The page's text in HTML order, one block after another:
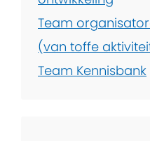
Team
(van toffe
Team Kennisbank